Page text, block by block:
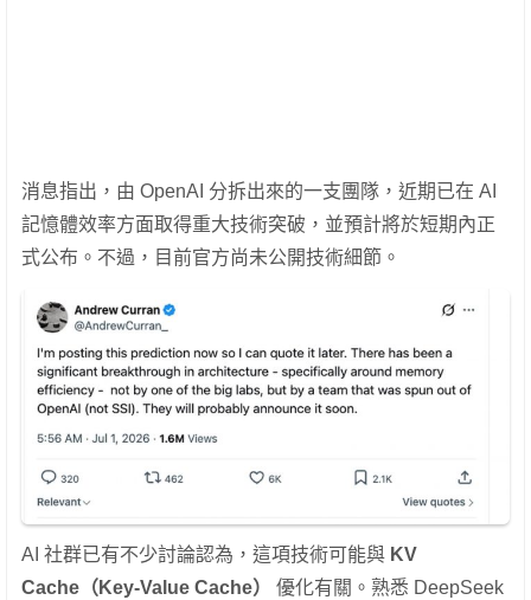
消息指出，由 OpenAI 分拆出來的一支團隊，近期已在 AI
記憶體效率方面取得重大技術突破，並預計將於短期內正
式公布。不過，目前官方尚未公開技術細節。
AI 社群已有不少討論認為，這項技術可能與 KV
Cache（Key-Value Cache）
優化有關。熟悉 DeepSeek